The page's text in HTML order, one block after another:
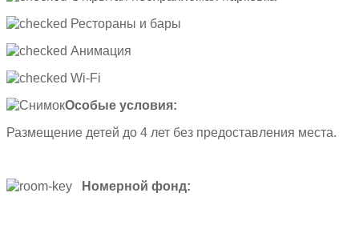
Рестораны и бары
Анимация
Wi-Fi
Особые условия:
Размещение детей до 4 лет без предоставления места.
Номерной фонд: